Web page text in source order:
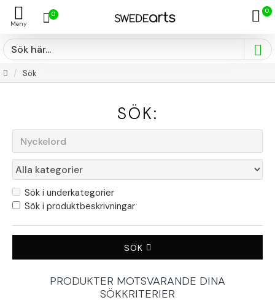
0 0
Sök
SÖK:
Sök i underkategorier
Sök i produktbeskrivningar
SÖK
PRODUKTER MOTSVARANDE DINA
SÖKKRITERIER